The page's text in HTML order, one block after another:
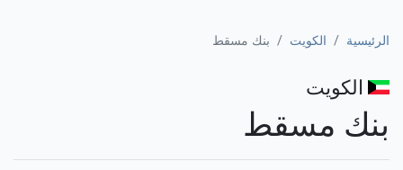
الرئيسية الكويت بنك مسقط
الكويت
بنك مسقط